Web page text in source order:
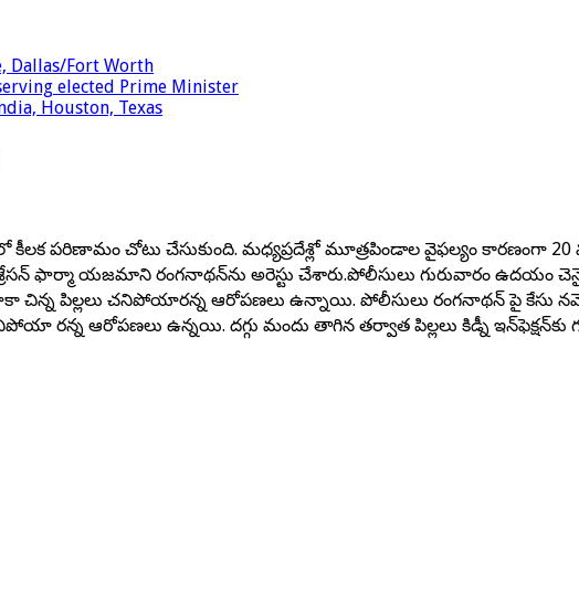
Dallas/Fort Worth
elected Prime Minister
Houston, Texas
కీలక పరిణామం చోటు చేసుకుంది. మధ్యప్రదేశ్లో మూత్రపిండాల వైఫల్యం కారణంగా
శ్రేసన్ ఫార్మా యజమాని రంగనాథన్‌ను అరెస్టు చేశారు.పోలీసులు గురువారం ఉదయం
చిన్న పిల్లలు చనిపోయారన్న ఆరోపణలు ఉన్నాయి. పోలీసులు రంగనాథన్‌ పై కేసు
రన్న ఆరోపణలు ఉన్నయి. దగ్గు మందు తాగిన తర్వాత పిల్లలు కిడ్నీ ఇన్‌ఫెక్షన్‌కు